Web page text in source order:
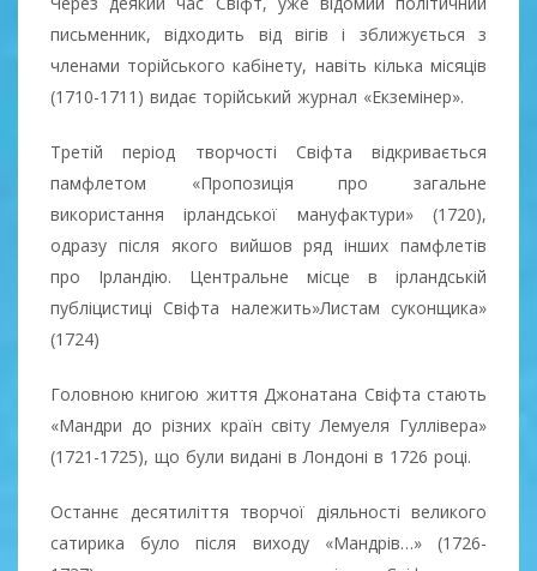
письменник, відходить від вігів і зближується з
членами торійського кабінету, навіть кілька місяців
(1710-1711) видає торійський журнал «Екземінер».
Третій період творчості Свіфта відкривається
памфлетом «Пропозиція про загальне
використання ірландської мануфактури» (1720),
одразу після якого вийшов ряд інших памфлетів
про Ірландію. Центральне місце в ірландській
публіцистиці Свіфта належить»Листам суконщика»
(1724)
Головною книгою життя Джонатана Свіфта стають
«Мандри до різних країн світу Лемуеля Гуллівера»
(1721-1725), що були видані в Лондоні в 1726 році.
Останнє десятиліття творчої діяльності великого
сатирика було після виходу «Мандрів…» (1726-